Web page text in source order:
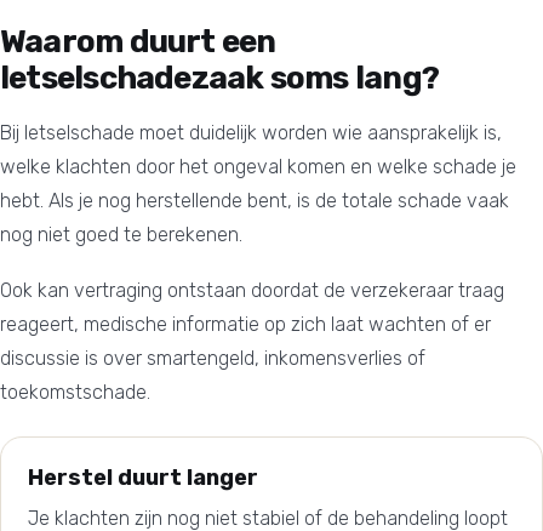
Waarom duurt een
letselschadezaak soms lang?
Bij letselschade moet duidelijk worden wie aansprakelijk is,
welke klachten door het ongeval komen en welke schade je
hebt. Als je nog herstellende bent, is de totale schade vaak
nog niet goed te berekenen.
Ook kan vertraging ontstaan doordat de verzekeraar traag
reageert, medische informatie op zich laat wachten of er
discussie is over smartengeld, inkomensverlies of
toekomstschade.
Herstel duurt langer
Je klachten zijn nog niet stabiel of de behandeling loopt